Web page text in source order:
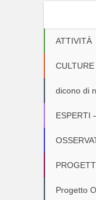
ATTIVITÀ
dicono di
ESPERTI
Progetto